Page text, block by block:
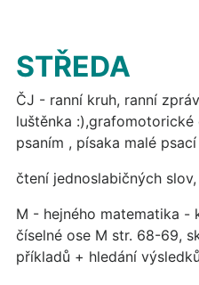
STŘEDA
ČJ - ranní kruh, ranní
luštěnka
psaním , písaka malé psací
čtení jednoslabičných slov,
M - hejného matematika -
číselné ose M str. 68-69,
příkladů + hledání výsledků